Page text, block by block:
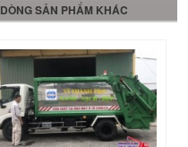
DÒNG SẢN PHẨM KHÁC